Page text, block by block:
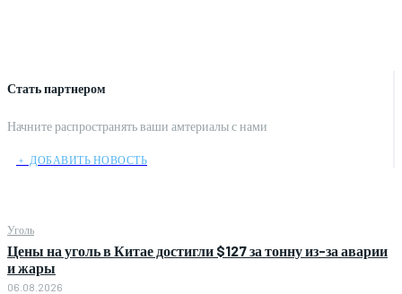
Стать партнером
Начните распространять ваши амтериалы с нами
﹢ ДОБАВИТЬ НОВОСТЬ
Уголь
Цены на уголь в Китае достигли $127 за тонну из-за аварии
и жары
06.08.2026